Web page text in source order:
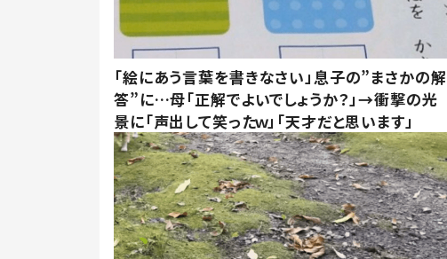
「絵にあう言葉を書きなさい」息子の”まさかの解
答”に…母「正解でよいでしょうか？」→衝撃の光
景に「声出して笑ったｗ」「天才だと思います」